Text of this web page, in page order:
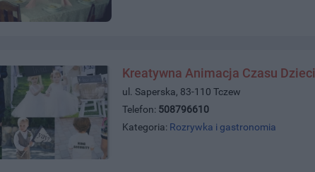
Kreatywna Animacja Czasu Dzieci
ul. Saperska, 83-110 Tczew
Telefon: 508796610
Kategoria: Rozrywka i gastronomia